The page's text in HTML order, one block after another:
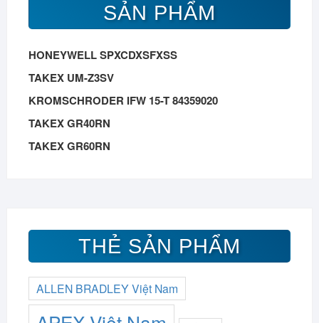
SẢN PHẨM
HONEYWELL SPXCDXSFXSS
TAKEX UM-Z3SV
KROMSCHRODER IFW 15-T 84359020
TAKEX GR40RN
TAKEX GR60RN
THẺ SẢN PHẨM
ALLEN BRADLEY Việt Nam